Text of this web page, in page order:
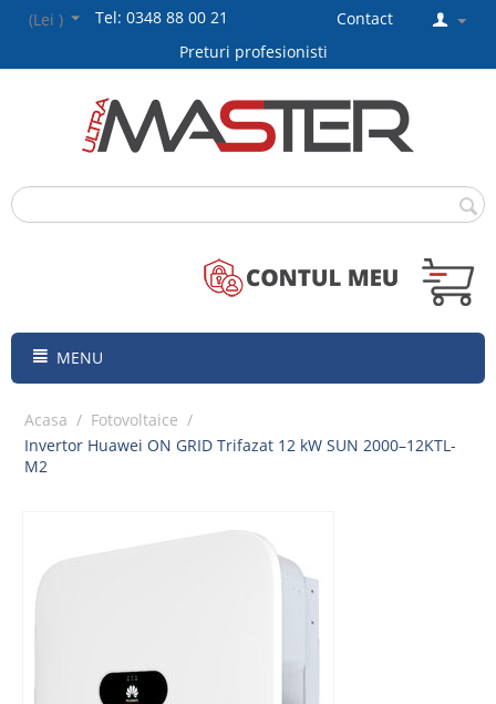
(Lei ) Tel: 0348 88 00 21
Contact
Preturi profesionisti
MENU
Acasa / Fotovoltaice /
Invertor Huawei ON GRID Trifazat 12 kW SUN 2000–12KTL-
M2